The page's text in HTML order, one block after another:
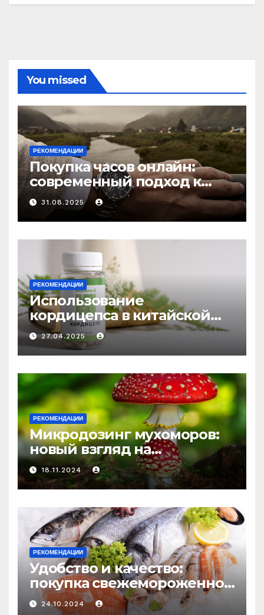
You missed
РЕКОМЕНДАЦИИ
Покупка часов онлайн:
современный подход к
выбору аксессуаров
31.08.2025
РЕКОМЕНДАЦИИ
Использование
кордицепса в китайской
медицине: природное
средство против усталости
и истощения
27.04.2025
РЕКОМЕНДАЦИИ
Микродозинг мухоморов:
новый взгляд на
психоделику
18.11.2024
РЕКОМЕНДАЦИИ
Удобство и качество:
покупка свежемороженной
рыбы онлайн
24.10.2024